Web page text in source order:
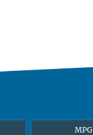
MPG